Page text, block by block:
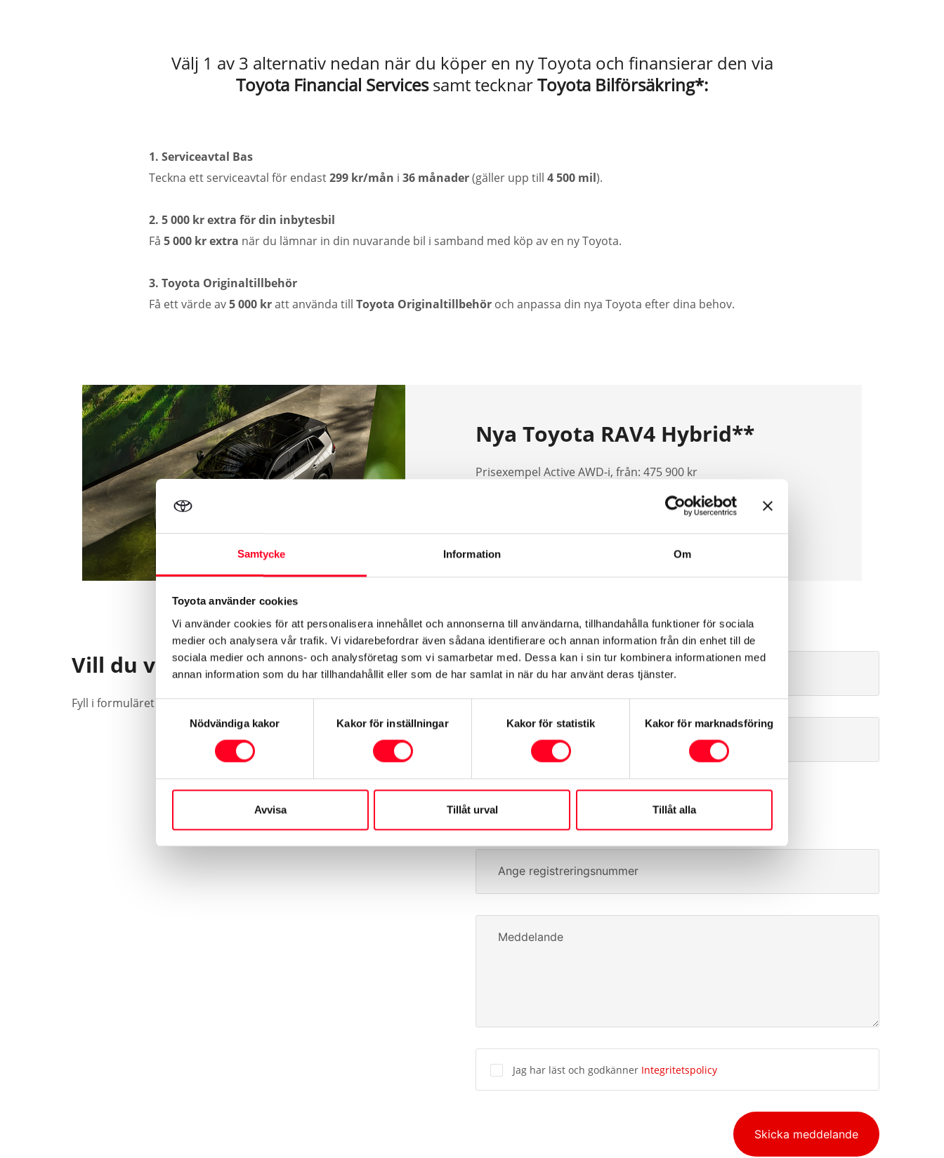
Samtycke Information Om
Toyota använder cookies
Vi använder cookies för att personalisera innehållet och annonserna till användarna, tillhandahålla funktioner för sociala
medier och analysera vår trafik. Vi vidarebefordrar även sådana identifierare och annan information från din enhet till de
sociala medier och annons- och analysföretag som vi samarbetar med. Dessa kan i sin tur kombinera informationen med
annan information som du har tillhandahållit eller som de har samlat in när du har använt deras tjänster.
Nödvändiga kakor
Kakor för inställningar Kakor för statistik Kakor för marknadsföring
Avvisa Tillåt urval Tillåt alla
Välj 1 av 3 alternativ nedan när du köper en ny Toyota och finansierar den via
Toyota Financial Servicessamt tecknarToyota Bilförsäkring*:
1. Serviceavtal Bas
Teckna ett serviceavtal för endast299 kr/mån i 36 månader(gäller upp till 4 500 mil).
2. 5 000 kr extra för din inbytesbil
Få 5 000 kr extra när du lämnar in din nuvarande bil i samband med köp av en ny Toyota.
3. Toyota Originaltillbehör
Få ett värde av5 000 kratt använda till Toyota Originaltillbehör och anpassa din nya Toyota efter dina behov.
Nya Toyota RAV4 Hybrid**
Prisexempel Active AWD-i, från: 475 900 kr
Vill du veta mer om vår kampanj?
Fyll i formuläret så kontaktar vi dig, vanligtvis inom en arbetsdag.
Förnamn
Telefon E-post
Anläggning
Ange registreringsnummer
Meddelande
Jag har läst och godkänner Integritetspolicy
Skicka meddelande